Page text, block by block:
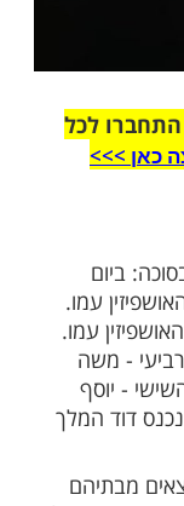
לכל
>>>​